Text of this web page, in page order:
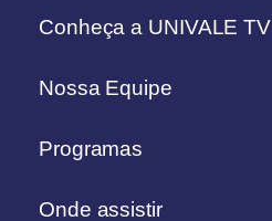
Conheça a UNIVALE TV
Nossa Equipe
Programas
Onde assistir